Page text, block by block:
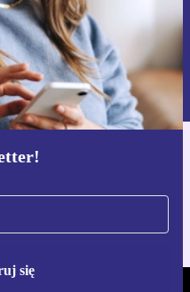
się
się
znajdują się w
refurbed